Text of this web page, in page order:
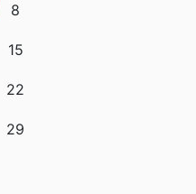
8
15
22
29